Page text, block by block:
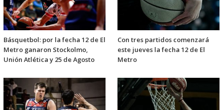
Básquetbol: por la fecha 12 de El
Metro ganaron Stockolmo,
Unión Atlética y 25 de Agosto
Con tres partidos comenzará
este jueves la fecha 12 de El
Metro